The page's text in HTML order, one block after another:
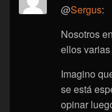
@Sergus:
Nosotros
ellos
Imagino
se está
opinar